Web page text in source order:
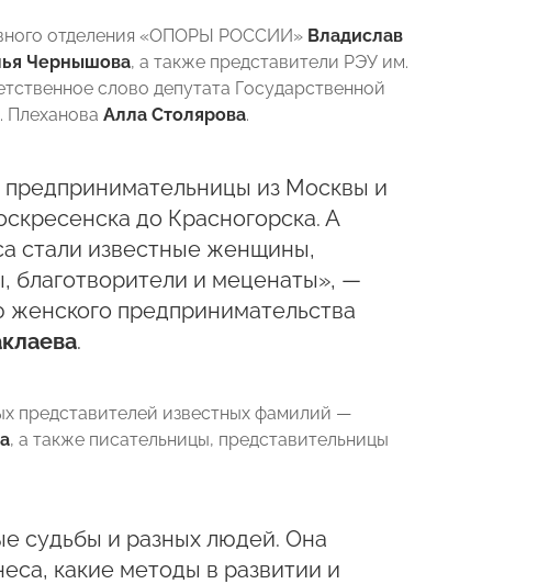
отделения «ОПОРЫ РОССИИ» Владислав
Чернышова, а также представители РЭУ им.
слово депутата Государственной
Плеханова Алла Столярова.
из Москвы и
до Красногорска. А
стали известные женщины,
благотворители и меценаты», —
предпринимательства
.
представителей известных фамилий —
, а также писательницы, представительницы
судьбы и разных людей. Она
какие методы в развитии и